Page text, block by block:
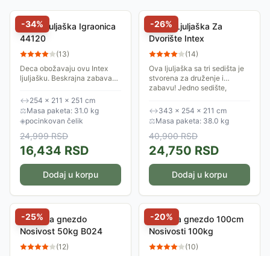
-34%
Intex Ljuljaška Igraonica
44120
(13)
Deca obožavaju ovu Intex
ljuljašku. Beskrajna zabava
boje koje su prilagođene deci.
Posebno široko i udobno
sedište pruža...
↔254 × 211 × 251 cm
⚖Masa paketa: 31.0 kg
◈pocinkovan čelik
24,999RSD
16,434 RSD
Dodaj u korpu
-26%
Dečija Ljuljaška Za
Dvorište Intex
(14)
Ova ljuljaška sa tri sedišta je
stvorena za druženje i
zabavu! Jedno sedište,
omogućava deci da se
gledaju i razgovaraju...
↔343 × 254 × 211 cm
⚖Masa paketa: 38.0 kg
40,900RSD
24,750 RSD
Dodaj u korpu
-25%
Ljuljaška gnezdo
Nosivost 50kg B024
(12)
-20%
Ljulaška gnezdo 100cm
Nosivosti 100kg
(10)